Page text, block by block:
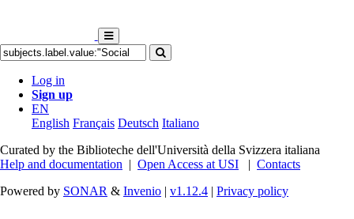
Log in
Sign up
EN
English Français Deutsch Italiano
Curated by the Biblioteche dell'Università della Svizzera italiana
Help and documentation | Open Access at USI | Contacts
Powered by SONAR & Invenio | v1.12.4 | Privacy policy